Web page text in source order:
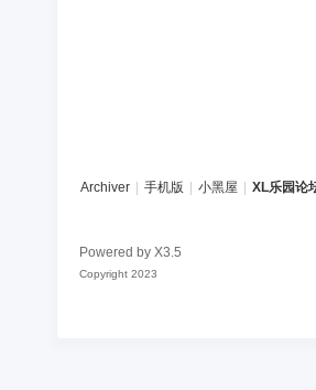
Archiver 手机版 小黑屋 XL乐园论
Powered by X3.5
Copyright 2023